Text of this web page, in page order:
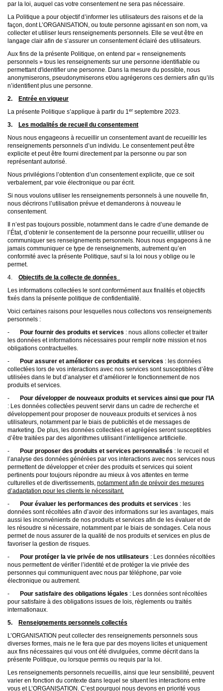
par la loi, auquel cas votre consentement ne sera pas nécessaire.
La Politique a pour objectif d’informer les utilisateurs des raisons et de la
façon, dont L’ORGANISATION, ou toute personne agissant en son nom, va
collecter et utiliser leurs renseignements personnels. Elle se veut être en
langage clair afin de s’assurer un consentement éclairé des utilisateurs.
Aux fins de la présente Politique, on entend par « renseignements
personnels » tous les renseignements sur une personne identifiable ou
permettant d'identifier une personne. Dans la mesure du possible, nous
anonymiserons, pseudonymiserons et/ou agrégerons ces derniers afin qu’ils
n’identifient plus une personne.
2.
Entrée en vigueur
La présente Politique s’applique à partir du 1er septembre 2023.
3.
Les modalités de recueil du consentement
Nous nous engageons à recueillir un consentement avant de recueillir les
renseignements personnels d’un individu. Le consentement peut être
explicite et peut être fourni directement par la personne ou par son
représentant autorisé.
Nous privilégions l’obtention d’un consentement explicite, que ce soit
verbalement, par voie électronique ou par écrit.
Si nous voulons utiliser les renseignements personnels à une nouvelle fin,
nous décrirons l’utilisation prévue et demanderons à nouveau le
consentement.
Il n’est pas toujours possible, notamment dans le cadre d’une demande de
l’État, d’obtenir le consentement de la personne pour recueillir, utiliser ou
communiquer ses renseignements personnels. Nous nous engageons à ne
jamais communiquer ce type de renseignements, autrement qu’en
conformité avec la présente Politique, sauf si la loi nous y oblige ou le
permet.
4. Objectifs de la collecte de données
Les informations collectées le sont conformément aux finalités et objectifs
fixés dans la présente politique de confidentialité.
Voici certaines raisons pour lesquelles nous collectons vos renseignements
personnels :
-
Pour fournir des produits et services : nous allons collecter et traiter
les données et informations nécessaires pour remplir notre mission et nos
obligations contractuelles.
-
Pour assurer et améliorer ces produits et services : les données
collectées lors de vos interactions avec nos services sont susceptibles d’être
utilisées dans le but d’analyser et d’améliorer le fonctionnement de nos
produits et services.
-
Pour développer de nouveaux produits et services ainsi que pour l’IA
: Les données collectées peuvent servir dans un cadre de recherche et
développement pour proposer de nouveaux produits et services à nos
utilisateurs, notamment par le biais de publicités et de messages de
marketing. De plus, les données collectées et agrégées seront susceptibles
d’être traitées par des algorithmes utilisant l’intelligence artificielle.
-
Pour proposer des produits et services personnalisés : le recueil et
l’analyse des données générées par vos interactions avec nos services nous
permettent de développer et créer des produits et services qui soient
pertinents pour toujours répondre au mieux à vos attentes en terme
culturelles et de divertissements, notamment afin de prévoir des mesures
d’adaptation pour les clients le nécessitant.
-
Pour évaluer les performances des produits et services : les
données sont récoltées afin d’avoir des informations sur les avantages, mais
aussi les inconvénients de nos produits et services afin de les évaluer et de
les résoudre si nécessaire, notamment par le biais de sondages. Cela nous
permet de nous assurer de la qualité de nos produits et services en plus de
favoriser la gestion de risques.
-
Pour protéger la vie privée de nos utilisateurs : Les données récoltées
nous permettent de vérifier l’identité et de protéger la vie privée des
personnes qui communiquent avec nous par téléphone, par voie
électronique ou autrement.
-
Pour satisfaire des obligations légales : Les données sont récoltées
pour satisfaire à des obligations issues de lois, règlements ou traités
internationaux.
5.
Renseignements personnels collectés
L’ORGANISATION peut collecter des renseignements personnels sous
diverses formes, mais ne le fera que par des moyens licites et uniquement
aux fins nécessaires qui vous ont été divulguées, comme décrit dans la
présente Politique, ou lorsque permis ou requis par la loi.
Les renseignements personnels recueillis, ainsi que leur sensibilité, peuvent
varier en fonction du contexte dans lequel se situent les interactions entre
vous et L’ORGANISATION. C’est pourquoi nous devons en priorité vous